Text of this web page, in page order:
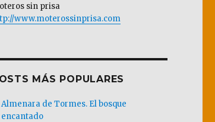
sin prisa
www.moterossinprisa.com
MÁS POPULARES
Almenara de Tormes. El bosque
encantado